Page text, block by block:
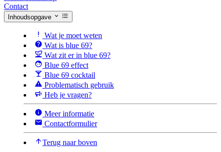
Contact
Inhoudsopgave
Wat je moet weten
Wat is blue 69?
Wat zit er in blue 69?
Blue 69 effect
Blue 69 cocktail
Problematisch gebruik
Heb je vragen?
Meer informatie
Contactformulier
Terug naar boven